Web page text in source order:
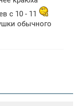
с 10 - 11
обычного